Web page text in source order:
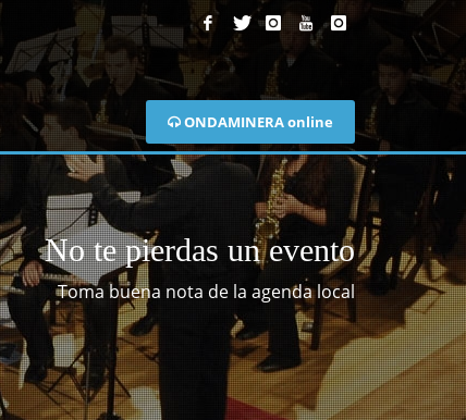
ONDAMINERA online
No te pierdas un evento
Toma buena nota de la agenda local